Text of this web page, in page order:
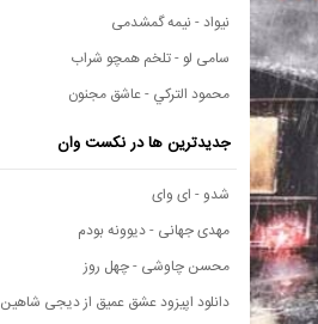
نیواد - نیمه گمشدمی
سامی لو - تلخم همچو شراب
محمود التركي - عاشق مجنون
جدیدترین ها در نکست وان
شدو - ای وای
مهدی جهانی - دیوونه بودم
محسن چاوشی - چهل روز
دانلود اپیزود عشق عمیق از دیجی شاهین